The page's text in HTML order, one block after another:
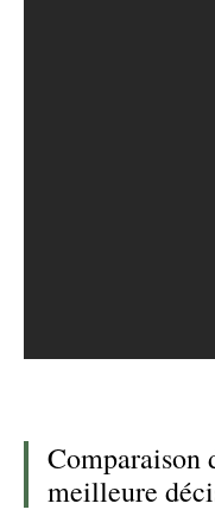
Comparaison
meilleure